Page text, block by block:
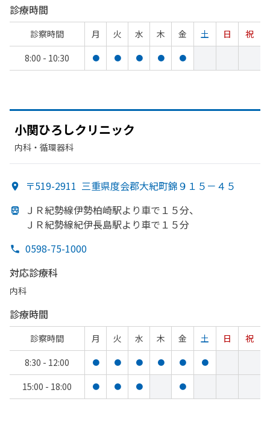
診療時間
診察時間 月 火 水 木 金 土 日
祝
8:00 - 10:30
● ● ● ● ●
小関ひろしクリニック
内科・​循環器科
〒519-2911 三重県度会郡大紀町錦９１５－４５
ＪＲ紀勢線伊勢柏崎駅より車で １５分、
ＪＲ紀勢線紀伊長島駅より車で １５分
0598-75-1000
対応診療科
内科
診療時間
診察時間 月 火 水 木 金 土 日
祝
8:30 - 12:00
● ● ● ● ● ●
15:00 - 18:00 ● ● ● ●